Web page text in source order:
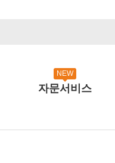
NEW
자문서비스